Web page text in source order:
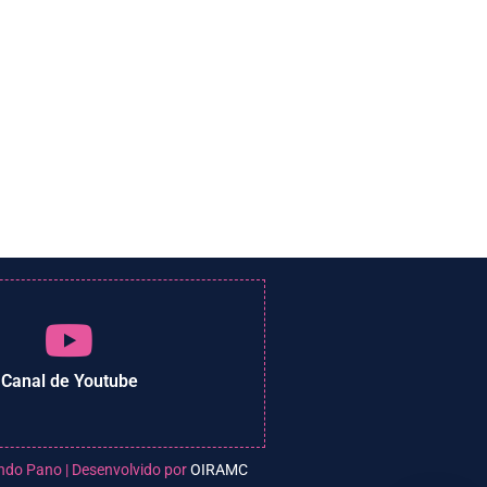
Canal de Youtube
Pano | Desenvolvido porOIRAMC